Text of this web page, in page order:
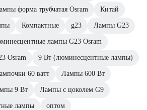
форма трубчатая Osram Китай
Компактные g23 Лампы G23
лампы G23 Osram
Osram 9 Вт (люминесцентные лампы)
60 ватт Лампы 600 Вт
9 Вт Лампы с цоколем G9
лампы оптом